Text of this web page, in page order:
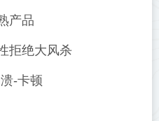
产品
绝大风杀
-卡顿